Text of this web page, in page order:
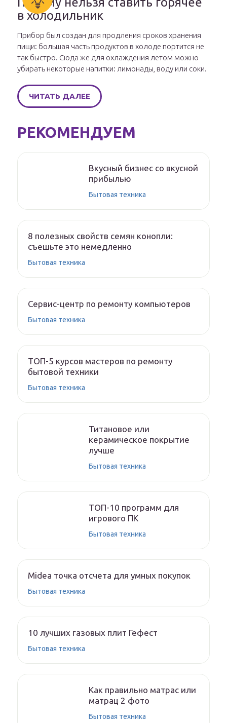
в холодильник
Прибор был создан для продления сроков хранения
пищи: большая часть продуктов в холоде портится не
так быстро. Сюда же для охлаждения летом можно
убирать некоторые напитки: лимонады, воду или соки.
ЧИТАТЬ ДАЛЕЕ
РЕКОМЕНДУЕМ
Вкусный бизнес со вкусной
прибылью
Бытовая техника
8 полезных свойств семян конопли:
съешьте это немедленно
Бытовая техника
Сервис-центр по ремонту компьютеров
Бытовая техника
ТОП-5 курсов мастеров по ремонту
бытовой техники
Бытовая техника
Титановое или
керамическое покрытие
лучше
Бытовая техника
ТОП-10 программ для
игрового ПК
Бытовая техника
Midea точка отсчета для умных покупок
Бытовая техника
10 лучших газовых плит Гефест
Бытовая техника
Как правильно матрас или
матрац 2 фото
Бытовая техника